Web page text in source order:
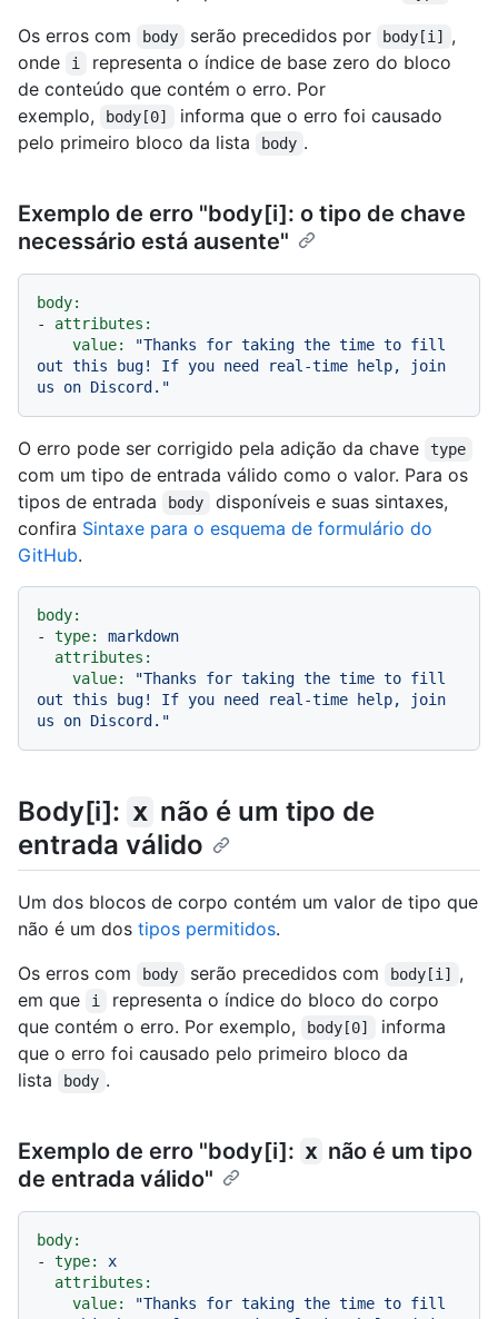
Os erros com
body serão precedidos por body[i]
,
onde
i
representa o índice de base zero do bloco
de conteúdo que contém o erro. Por
exemplo,
body[0]
informa que o erro foi causado
pelo primeiro bloco da lista
body .
Exemplo de erro "body[i]: o tipo de chave
necessário está ausente"
body:
-
attributes:
value:
"Thanks for taking the time to fill
out this bug! If you need real-time help, join
us on Discord."
O erro pode ser corrigido pela adição da chave type
com um tipo de entrada válido como o valor. Para os
tipos de entrada
body
disponíveis e suas sintaxes,
confira Sintaxe para o esquema de formulário do
GitHub.
body:
-
type:
markdown
attributes:
value:
"Thanks for taking the time to fill
out this bug! If you need real-time help, join
us on Discord."
Body[i]: x não é um tipo de
entrada válido
Um dos blocos de corpo contém um valor de tipo que
não é um dos tipos permitidos.
Os erros com
body serão precedidos com body[i]
,
em que
i
representa o índice do bloco do corpo
que contém o erro. Por exemplo,
body[0]
informa
que o erro foi causado pelo primeiro bloco da
lista
body .
Exemplo de erro "body[i]: x não é um tipo
de entrada válido"
body:
-
type:
x
attributes:
value:
"Thanks for taking the time to fill